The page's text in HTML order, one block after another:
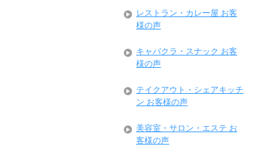
レストラン・カレー屋 お客
様の声
キャバクラ・スナック お客
様の声
テイクアウト・シェアキッチ
ン お客様の声
美容室・サロン・エステ お
客様の声